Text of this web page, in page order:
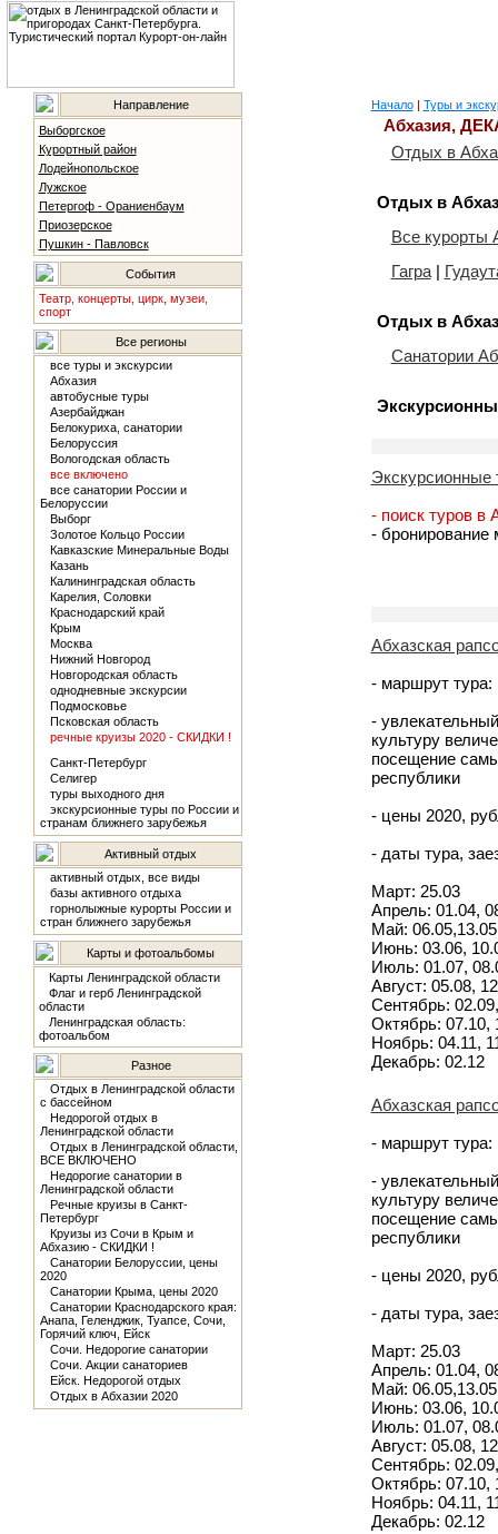
Направление
Выборгское
Курортный район
Лодейнопольское
Лужское
Петергоф - Ораниенбаум
Приозерское
Пушкин - Павловск
События
Театр, концерты, цирк, музеи,
спорт
Все регионы
все туры и экскурсии
Абхазия
автобусные туры
Азербайджан
Белокуриха, санатории
Белоруссия
Вологодская область
все включено
все санатории России и
Белоруссии
Выборг
Золотое Кольцо России
Кавказские Минеральные Воды
Казань
Калининградская область
Карелия, Соловки
Краснодарский край
Крым
Москва
Нижний Новгород
Новгородская область
однодневные экскурсии
Подмосковье
Псковская область
речные круизы 2020 - СКИДКИ !
Санкт-Петербург
Селигер
туры выходного дня
экскурсионные туры по России и
странам ближнего зарубежья
Активный отдых
активный отдых, все виды
базы активного отдыха
горнолыжные курорты России и
стран ближнего зарубежья
Карты и фотоальбомы
Карты Ленинградской области
Флаг и герб Ленинградской
области
Ленинградская область:
фотоальбом
Разное
Отдых в Ленинградской области
с бассейном
Недорогой отдых в
Ленинградской области
Отдых в Ленинградской области,
ВСЕ ВКЛЮЧЕНО
Недорогие санатории в
Ленинградской области
Речные круизы в Санкт-
Петербург
Круизы из Сочи в Крым и
Абхазию - СКИДКИ !
Санатории Белоруссии, цены
2020
Санатории Крыма, цены 2020
Санатории Краснодарского края:
Анапа, Геленджик, Туапсе, Сочи,
Горячий ключ, Ейск
Сочи. Недорогие санатории
Сочи. Акции санаториев
Ейск. Недорогой отдых
Отдых в Абхазии 2020
Начало| Туры и
Абхазия,
Отдых в
Отдых в
Все курорты
Гагра|
Отдых в
Санатории
Экскурсионные
- поиск туров в
- бронирование
Абхазская
- маршрут
-
культуру
посещение
республики
- цены 2020,
- даты тура,
Март: 25.03
Апрель: 01.04,
Май:
Июнь: 03.06,
Июль: 01.07,
Август: 05.08,
Сентябрь:
Октябрь: 07.10,
Ноябрь: 04.11,
Декабрь: 02.12
Абхазская
- маршрут
-
культуру
посещение
республики
- цены 2020,
- даты тура,
Март: 25.03
Апрель: 01.04,
Май:
Июнь: 03.06,
Июль: 01.07,
Август: 05.08,
Сентябрь:
Октябрь: 07.10,
Ноябрь: 04.11,
Декабрь: 02.12